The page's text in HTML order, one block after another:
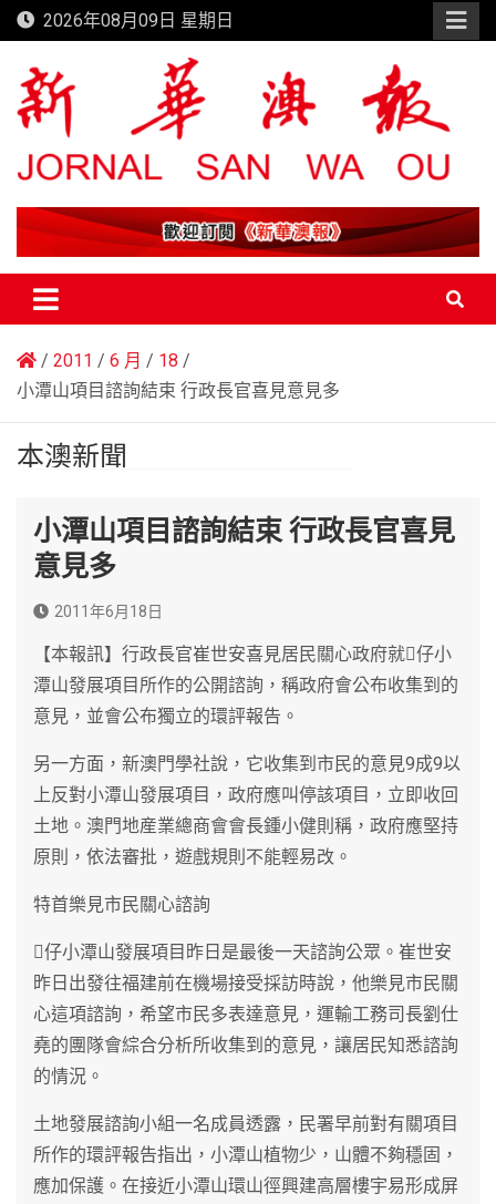
Skip
to
content
2026年08月09日 星期日
新華澳報
2011 6 月
18
小潭山項目諮詢結束 行政長官喜見意見多
本澳新聞
小潭山項目諮詢結束 行政長官喜見
意見多
2011年6月18日
【本報訊】行政長官崔世安喜見居民關心政府就仔小
潭山發展項目所作的公開諮詢，稱政府會公布收集到的
意見，並會公布獨立的環評報告。
另一方面，新澳門學社說，它收集到市民的意見9成9以
上反對小潭山發展項目，政府應叫停該項目，立即收回
土地。澳門地産業總商會會長鍾小健則稱，政府應堅持
原則，依法審批，遊戲規則不能輕易改。
特首樂見市民關心諮詢
仔小潭山發展項目昨日是最後一天諮詢公眾。崔世安
昨日出發往福建前在機場接受採訪時說，他樂見市民關
心這項諮詢，希望市民多表達意見，運輸工務司長劉仕
堯的團隊會綜合分析所收集到的意見，讓居民知悉諮詢
的情況。
土地發展諮詢小組一名成員透露，民署早前對有關項目
所作的環評報告指出，小潭山植物少，山體不夠穩固，
應加保護。在接近小潭山環山徑興建高層樓宇易形成屏